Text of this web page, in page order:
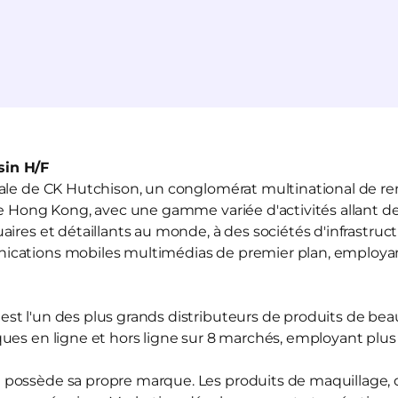
H/F
de CK Hutchison, un conglomérat multinational de
Hong Kong, avec une gamme variée d'activités allant
et détaillants au monde, à des sociétés
mobiles multimédias de premier plan,
l'un des plus grands distributeurs de produits de
en ligne et hors ligne sur 8 marchés, employant
possède sa propre marque. Les produits de maquillage,